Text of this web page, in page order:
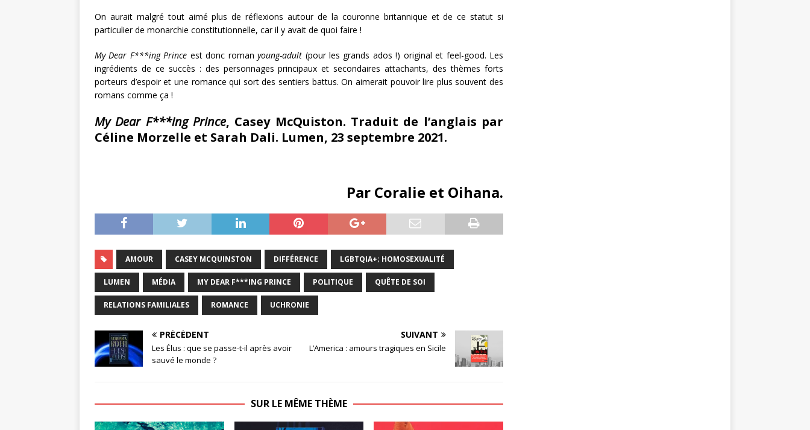
On aurait malgré tout aimé plus de réflexions autour de la couronne britannique et de ce statut si
particulier de monarchie constitutionnelle, car il y avait de quoi faire !
My Dear F***ing Prince est donc romanyoung-adult (pour les grands ados !) original et feel-good. Les
ingrédients de ce succès : des personnages principaux et secondaires attachants, des thèmes forts
porteurs d’espoir et une romance qui sort des sentiers battus. On aimerait pouvoir lire plus souvent des
romans comme ça !
My Dear F***ing Prince, Casey McQuiston. Traduit de l’anglais par
Céline Morzelle et Sarah Dali. Lumen, 23 septembre 2021.
Par Coralie et Oihana.
AMOUR CASEY MCQUINSTON DIFFÉRENCE LGBTQIA+; HOMOSEXUALITÉ
LUMEN MÉDIA MY DEAR F***ING PRINCE POLITIQUE QUÊTE DE SOI
RELATIONS FAMILIALES ROMANCE UCHRONIE
PRÉCÉDENT
Les Élus : que se passe-t-il après avoir
sauvé le monde ?
SUIVANT
L’America : amours tragiques en Sicile
SUR LE MÊME THÈME